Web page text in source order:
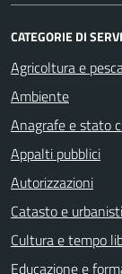
CATEGORIE DI
Agricoltura e
Ambiente
Anagrafe e stato
Appalti pubblici
Autorizzazioni
Catasto e
Cultura e tempo
Educazione e